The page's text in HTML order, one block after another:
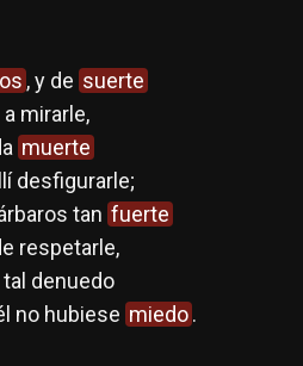
, y de suerte
a mirarle,
muerte
desfigurarle;
tan fuerte
respetarle,
denuedo
no hubiese miedo.